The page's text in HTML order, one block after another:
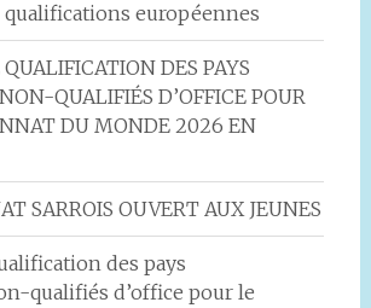
qualifications européennes
DES PAYS
QUALIFIÉS D’OFFICE POUR
DU MONDE 2026 EN
SARROIS OUVERT AUX JEUNES
des pays
qualifiés d’office pour le